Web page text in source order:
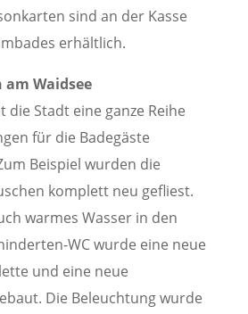
sind an der Kasse
erhältlich.
am Waidsee
die Stadt eine ganze Reihe
für die Badegäste
Beispiel wurden die
komplett neu gefliest.
warmes Wasser in den
WC wurde eine neue
und eine neue
Die Beleuchtung wurde